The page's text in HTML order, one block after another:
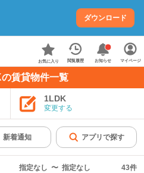
ダウンロード
お気に入り 閲覧履歴 お知らせ マイページ
賃貸物件一覧
1LDK
変更する
新着通知 アプリで探す
指定なし 〜 指定なし 43件